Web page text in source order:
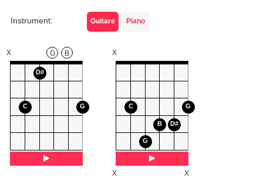
Instrument: Guitare Piano
C
D#
G B
G
X
C
G
B D#
G
X
X X